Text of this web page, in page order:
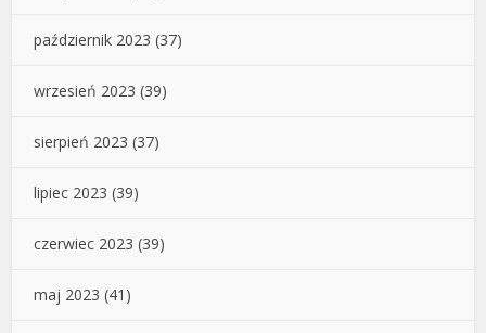
październik 2023 (37)
wrzesień 2023 (39)
sierpień 2023 (37)
lipiec 2023 (39)
czerwiec 2023 (39)
maj 2023 (41)